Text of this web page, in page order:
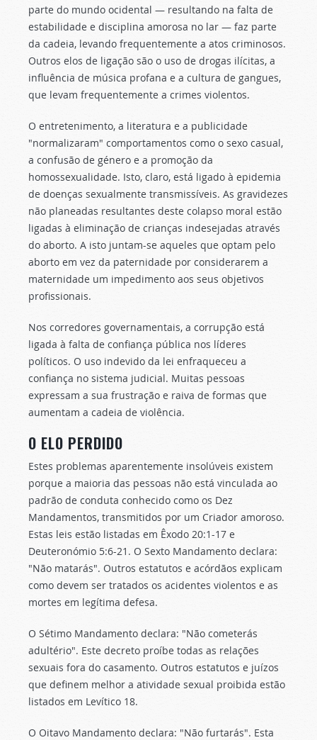
parte do mundo ocidental — resultando na falta de
estabilidade e disciplina amorosa no lar — faz parte
da cadeia, levando frequentemente a atos criminosos.
Outros elos de ligação são o uso de drogas ilícitas, a
influência de música profana e a cultura de gangues,
que levam frequentemente a crimes violentos.
O entretenimento, a literatura e a publicidade
"normalizaram" comportamentos como o sexo casual,
a confusão de género e a promoção da
homossexualidade. Isto, claro, está ligado à epidemia
de doenças sexualmente transmissíveis. As gravidezes
não planeadas resultantes deste colapso moral estão
ligadas à eliminação de crianças indesejadas através
do aborto. A isto juntam-se aqueles que optam pelo
aborto em vez da paternidade por considerarem a
maternidade um impedimento aos seus objetivos
profissionais.
Nos corredores governamentais, a corrupção está
ligada à falta de confiança pública nos líderes
políticos. O uso indevido da lei enfraqueceu a
confiança no sistema judicial. Muitas pessoas
expressam a sua frustração e raiva de formas que
aumentam a cadeia de violência.
O ELO PERDIDO
Estes problemas aparentemente insolúveis existem
porque a maioria das pessoas não está vinculada ao
padrão de conduta conhecido como os Dez
Mandamentos, transmitidos por um Criador amoroso.
Estas leis estão listadas em Êxodo 20:1-17 e
Deuteronómio 5:6-21. O Sexto Mandamento declara:
"Não matarás". Outros estatutos e acórdãos explicam
como devem ser tratados os acidentes violentos e as
mortes em legítima defesa.
O Sétimo Mandamento declara: "Não cometerás
adultério". Este decreto proíbe todas as relações
sexuais fora do casamento. Outros estatutos e juízos
que definem melhor a atividade sexual proibida estão
listados em Levítico 18.
O Oitavo Mandamento declara: "Não furtarás". Esta